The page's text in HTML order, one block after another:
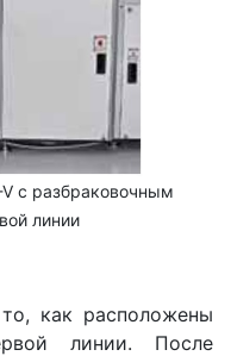
с разбраковочным
линии
как расположены
линии. После